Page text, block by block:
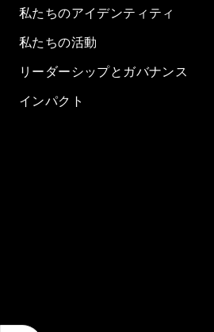
私たちのアイデンティティ
私たちの活動
リーダーシップとガバナンス
インパクト